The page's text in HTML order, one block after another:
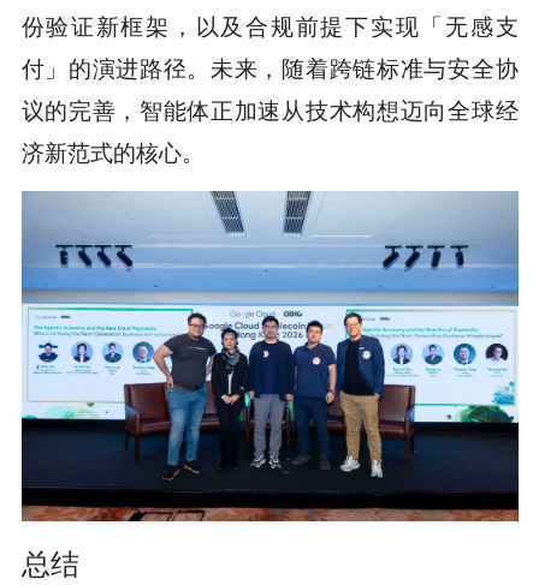
份验证新框架，以及合规前提下实现「无感支
付」的演进路径。未来，随着跨链标准与安全协
议的完善，智能体正加速从技术构想迈向全球经
济新范式的核心。
总结